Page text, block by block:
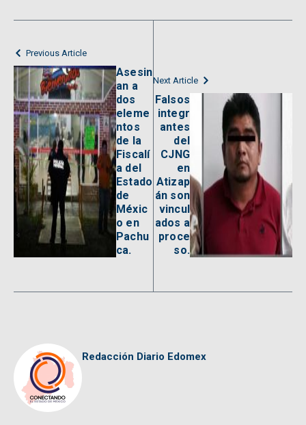
Previous Article
Asesin
an a
dos
eleme
ntos
de la
Fiscalí
a del
Estado
de
Méxic
o en
Pachu
ca.
Next Article
Falsos
integr
antes
del
CJNG
en
Atizap
án son
vincul
ados a
proce
so.
Redacción Diario Edomex